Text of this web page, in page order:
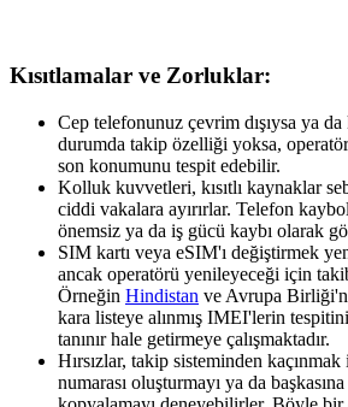
Kısıtlamalar ve Zorluklar:
Cep telefonunuz çevrim dışıysa ya da
durumda takip özelliği yoksa,
son konumunu tespit edebilir.
Kolluk kuvvetleri, kısıtlı kaynaklar
ciddi vakalara ayırırlar. Telefon
önemsiz ya da iş gücü kaybı olarak
SIM kartı veya eSIM'ı değiştirmek
ancak operatörü yenileyeceği için
Örneğin Hindistan ve Avrupa
kara listeye alınmış IMEI'lerin
tanınır hale getirmeye çalışmaktadır.
Hırsızlar, takip sisteminden
numarası oluşturmayı ya da